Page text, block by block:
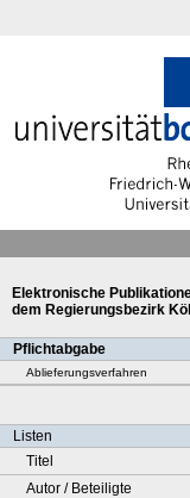
Elektronische
dem Regierungsbezirk
Pflichtabgabe
Ablieferungsverfahren
Listen
Titel
Autor / Beteiligte